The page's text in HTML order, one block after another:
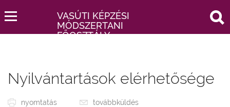
VASÚTI KÉPZÉSI
MÓDSZERTANI
FŐOSZTÁLY
Nyilvántartások elérhetősége
nyomtatás
továbbküldés